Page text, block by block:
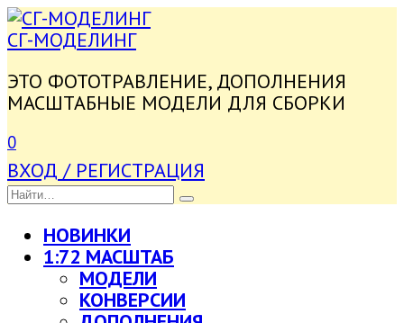
ПЕРЕЙТИ
К
СГ-МОДЕЛИНГ
ЭТО ФОТОТРАВЛЕНИЕ, ДОПОЛНЕНИЯ
МАСШТАБНЫЕ МОДЕЛИ ДЛЯ СБОРКИ
0
ВХОД / РЕГИСТРАЦИЯ
SEARCH
FOR:
НОВИНКИ
1:72 МАСШТАБ
МОДЕЛИ
КОНВЕРСИИ